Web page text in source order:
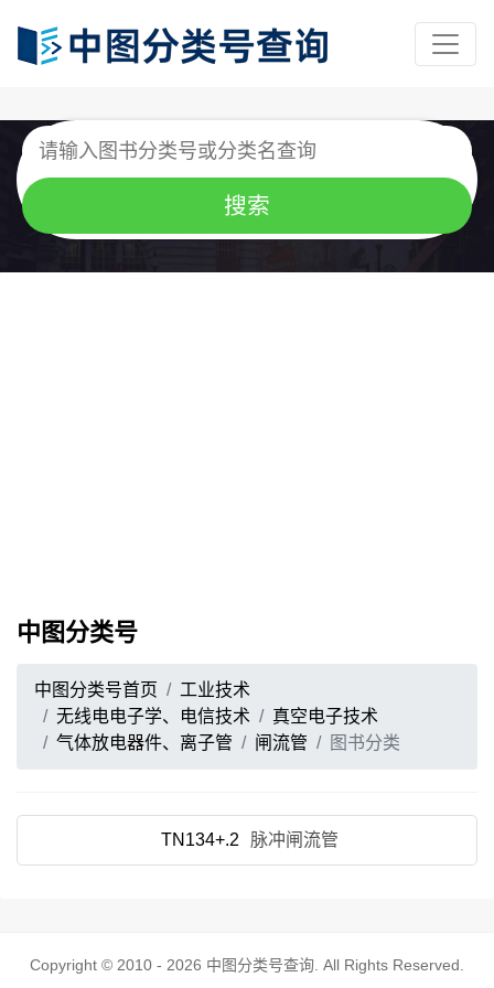
中图分类号
中图分类号首页
工业技术
无线电电子学、电信技术
真空电子技术
气体放电器件、离子管
闸流管 图书分类
TN134+.2 脉冲闸流管
Copyright © 2010 - 2026 中图分类号查询 . All Rights Reserved.